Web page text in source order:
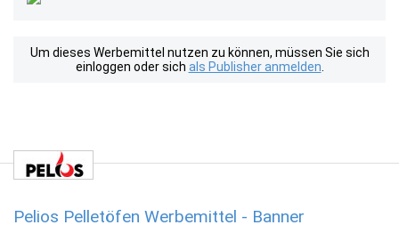
Um dieses Werbemittel nutzen zu können, müssen Sie sich
einloggen oder sich als Publisher anmelden
Pelios Pelletöfen Werbemittel - Banner